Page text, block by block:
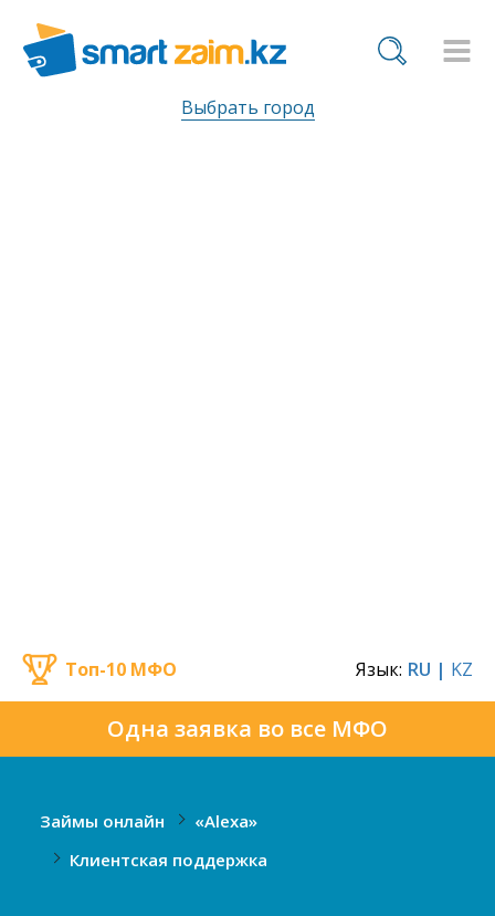
Выбрать город
Одна заявка во все МФО
Топ-10 МФО Язык: RU | KZ
Займы онлайн
«Alexa»
Клиентская поддержка